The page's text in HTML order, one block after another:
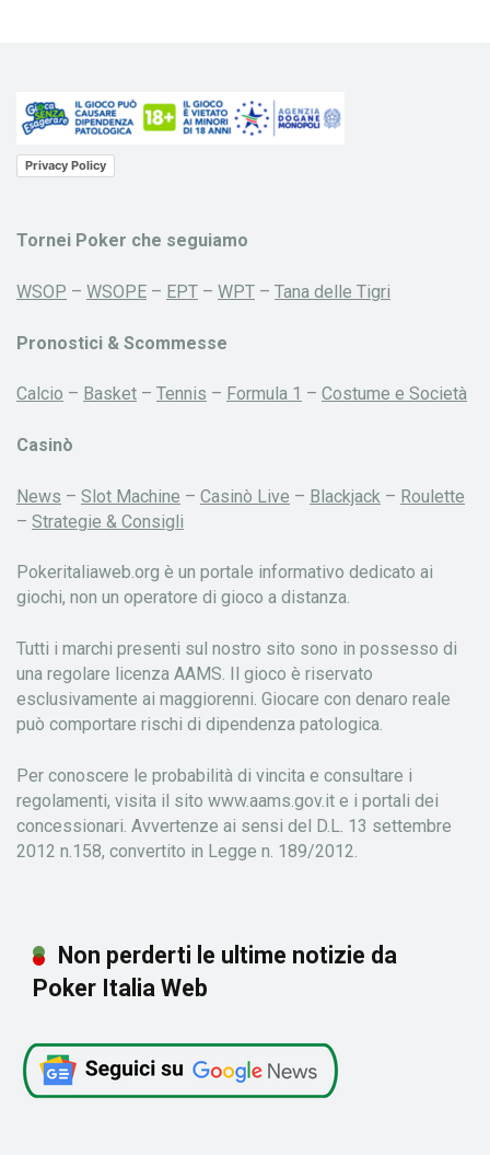
Privacy Policy
Tornei Poker che seguiamo
WSOP – WSOPE – EPT – WPT – Tana delle Tigri
Pronostici & Scommesse
Calcio – Basket – Tennis – Formula 1 – Costume e Società
Casinò
News – Slot Machine – Casinò Live – Blackjack – Roulette
– Strategie & Consigli
Pokeritaliaweb.org è un portale informativo dedicato ai
giochi, non un operatore di gioco a distanza.
Tutti i marchi presenti sul nostro sito sono in possesso di
una regolare licenza AAMS. Il gioco è riservato
esclusivamente ai maggiorenni. Giocare con denaro reale
può comportare rischi di dipendenza patologica.
Per conoscere le probabilità di vincita e consultare i
regolamenti, visita il sito www.aams.gov.it e i portali dei
concessionari. Avvertenze ai sensi del D.L. 13 settembre
2012 n.158, convertito in Legge n. 189/2012.
Non perderti le ultime notizie da
Poker Italia Web